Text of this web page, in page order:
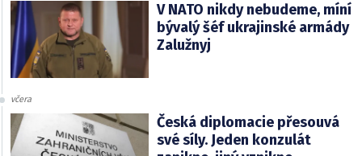
V NATO nikdy nebudeme, míní
bývalý šéf ukrajinské armády
Zalužnyj
včera
Česká diplomacie přesouvá
své síly. Jeden konzulát